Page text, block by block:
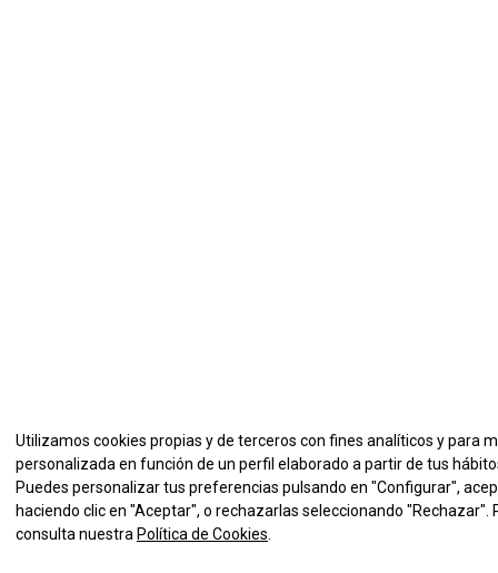
Utilizamos cookies propias y de terceros con fines analíticos y para
personalizada en función de un perfil elaborado a partir de tus
Puedes personalizar tus preferencias pulsando en "Configurar",
haciendo clic en "Aceptar", o rechazarlas seleccionando
consulta nuestra Política de Cookies